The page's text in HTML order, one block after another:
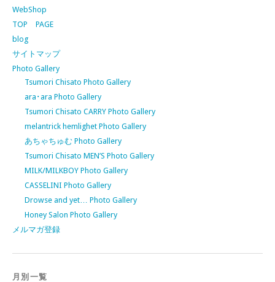
WebShop
TOP PAGE
blog
サイトマップ
Photo Gallery
Tsumori Chisato Photo Gallery
ara･ara Photo Gallery
Tsumori Chisato CARRY Photo Gallery
melantrick hemlighet Photo Gallery
あちゃちゅむ Photo Gallery
Tsumori Chisato MEN’S Photo Gallery
MILK/MILKBOY Photo Gallery
CASSELINI Photo Gallery
Drowse and yet… Photo Gallery
Honey Salon Photo Gallery
メルマガ登録
月別一覧